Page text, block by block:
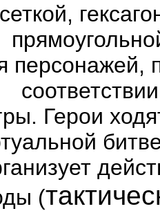
персонажей,
Герои
(